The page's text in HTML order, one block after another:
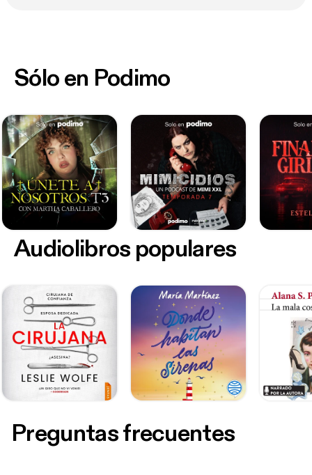
Sólo en Podimo
Audiolibros populares
Preguntas frecuentes